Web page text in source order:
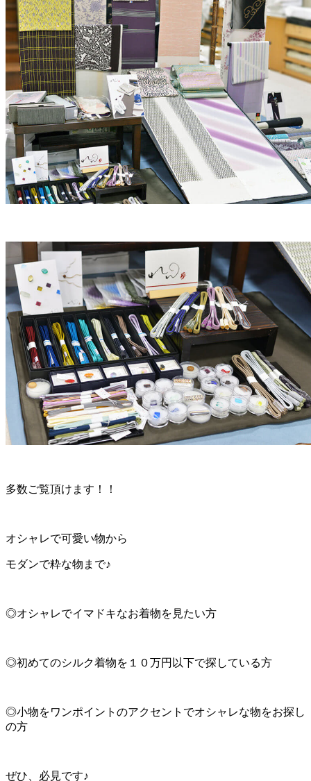
多数ご覧頂けます！！
オシャレで可愛い物から
モダンで粋な物まで♪
◎オシャレでイマドキなお着物を見たい方
◎初めてのシルク着物を１０万円以下で探している方
◎小物をワンポイントのアクセントでオシャレな物をお探し
の方
ぜひ、必見です♪